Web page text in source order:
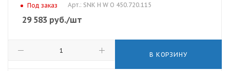
Под заказ Арт.: SNK H W O 450.720.115
29 583 руб./шт
В КОРЗИНУ